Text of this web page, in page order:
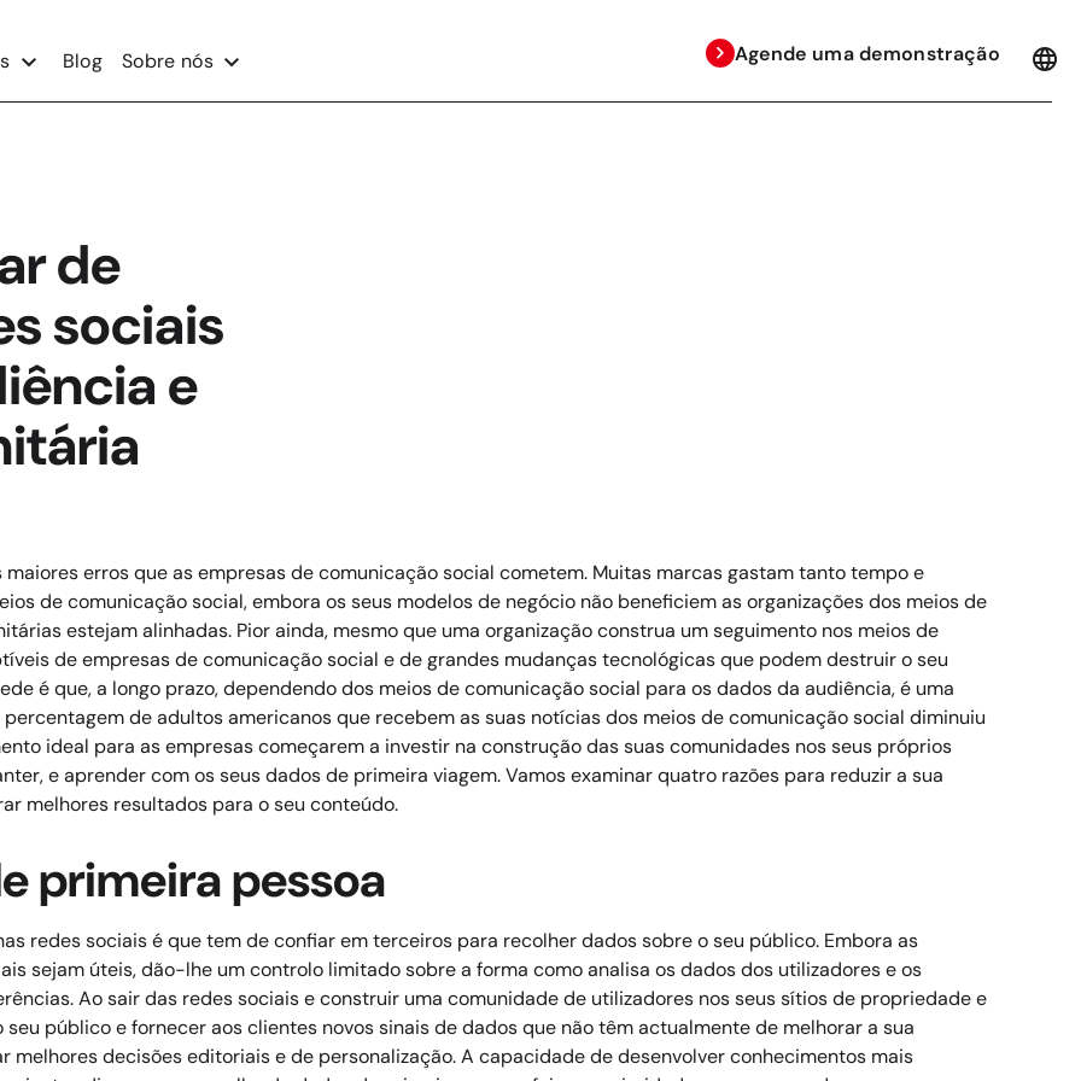
Blog Sobre nós Agende uma demonstração
de
sociais
e
erros que as empresas de comunicação social cometem. Muitas marcas gastam tanto tempo e
de comunicação social, embora os seus modelos de negócio não beneficiem as organizações dos meios de
estejam alinhadas. Pior ainda, mesmo que uma organização construa um seguimento nos meios de
de empresas de comunicação social e de grandes mudanças tecnológicas que podem destruir o seu
é que, a longo prazo, dependendo dos meios de comunicação social para os dados da audiência, é uma
de adultos americanos que recebem as suas notícias dos meios de comunicação social diminuiu
ideal para as empresas começarem a investir na construção das suas comunidades nos seus próprios
e aprender com os seus dados de primeira viagem.Vamos examinar quatro razões para reduzir a sua
melhores resultados para o seu conteúdo.
primeira pessoa
redes sociais é que tem de confiar em terceiros para recolher dados sobre o seu público. Embora as
sejam úteis, dão-lhe um controlo limitado sobre a forma como analisa os dados dos utilizadores e os
Ao sair das redes sociais e construir uma comunidade de utilizadores nos seus sítios de propriedade e
público e fornecer aos clientes novos sinais de dados que não têm actualmente de melhorar a sua
decisões editoriais e de personalização.A capacidade de desenvolver conhecimentos mais